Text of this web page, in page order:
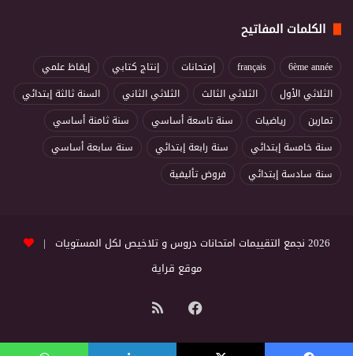
الكلمات المفاتيح
6ème année
français إمتحانات إنتاج كتابي
إيقاظ علمي
الثلاثي الأول
الثلاثي الثالث الثلاثي الثاني
السنة ثالثة إبتدائي
تمارين
رياضيات سنة تاسعة أساسي
سنة ثامنة أساسي
سنة خامسة إبتدائي
سنة رابعة إبتدائي
سنة سابعة أساسي
سنة سادسة إبتدائي
فروض تأليفية
2026 نجمع التقييمات امتحانات دروس و تلاخيص لكل المستويات |
موقع قراية
فيسبوك
الموقع